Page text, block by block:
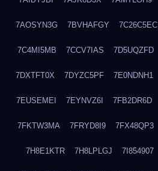
7AOSYN3G 7BVHAFGY 7C26C5EC
7C4MI5MB 7CCV7IAS 7D5UQZFD
7DXTFT0X 7DYZC5PF 7E0NDNH1
7EUSEMEI 7EYNVZ6I 7FB2DR6D
7FKTW3MA 7FRYD8I9 7FX48QP3
7H8E1KTR 7H8LPLGJ 7I854907